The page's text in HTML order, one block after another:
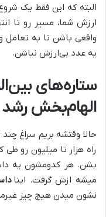
البته که این فقط یک
ارزش شما، مسیر رو تا
واقعی باشن تا به تعامل
یه عدد بی‌ارزش نباشن.
ستاره‌های
الهام‌بخش رشد
حالا وقتشه بریم سراغ چند
راه هزار تا میلیون رو
بشن. هر کدومشون یه
میشه ازش گرفت. اینا
نشون میدن هیچ چیز